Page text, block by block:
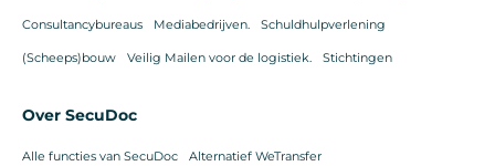
Consultancybureaus Mediabedrijven. Schuldhulpverlening
(Scheeps)bouw Veilig Mailen voor de logistiek. Stichtingen
Over SecuDoc
Alle functies van SecuDoc Alternatief WeTransfer